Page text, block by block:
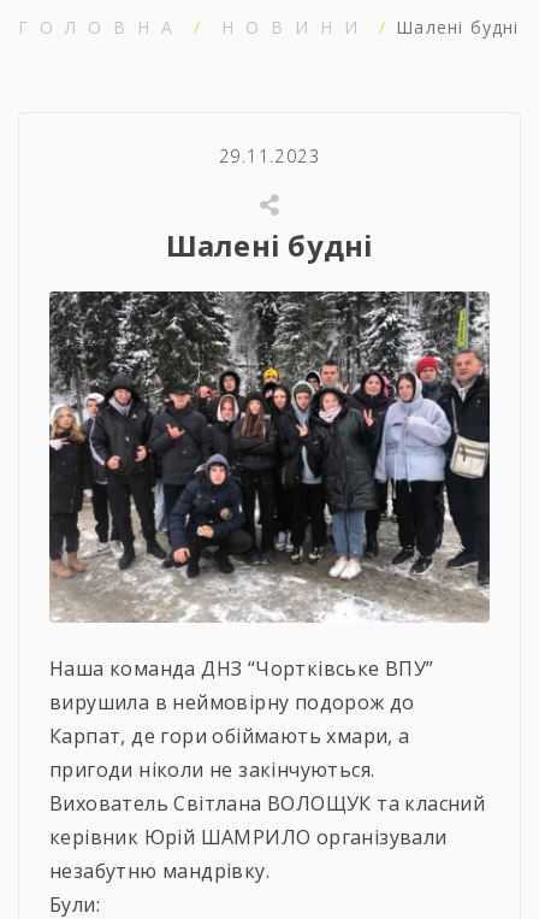
ГОЛОВНА НОВИНИ Шалені будні
29.11.2023
Шалені будні
Наша команда ДНЗ “Чортківське ВПУ”
вирушила в неймовірну подорож до
Карпат, де гори обіймають хмари, а
пригоди ніколи не закінчуються.
Вихователь Світлана ВОЛОЩУК та класний
керівник Юрій ШАМРИЛО організували
незабутню мандрівку.
Були: